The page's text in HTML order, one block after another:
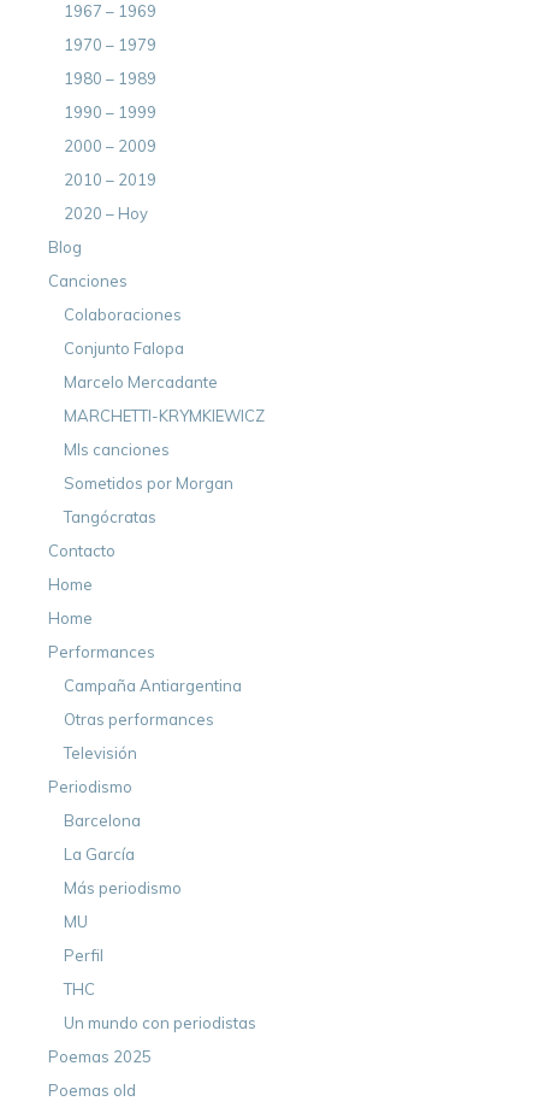
1967 – 1969
1970 – 1979
1980 – 1989
1990 – 1999
2000 – 2009
2010 – 2019
2020 – Hoy
Blog
Canciones
Colaboraciones
Conjunto Falopa
Marcelo Mercadante
MARCHETTI-KRYMKIEWICZ
MIs canciones
Sometidos por Morgan
Tangócratas
Contacto
Home
Home
Performances
Campaña Antiargentina
Otras performances
Televisión
Periodismo
Barcelona
La García
Más periodismo
MU
Perfil
THC
Un mundo con periodistas
Poemas 2025
Poemas old